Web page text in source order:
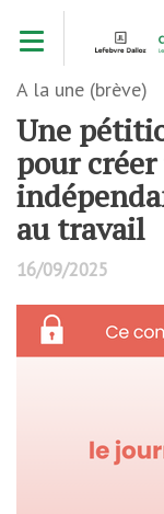
contenu
A la une (brève)
Une
pour
au travail
16/09/2025